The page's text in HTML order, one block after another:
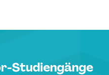
Studiengänge